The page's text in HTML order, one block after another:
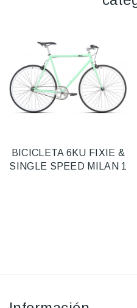
BICICLETA 6KU FIXIE &
SINGLE SPEED MILAN 1